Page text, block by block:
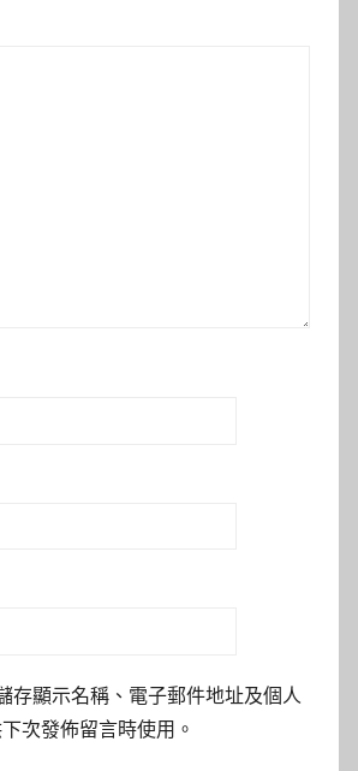
存顯示名稱、電子郵件地址及個人
次發佈留言時使用。